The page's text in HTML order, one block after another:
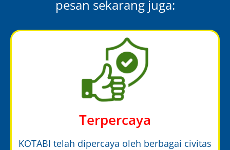
pesan sekarang juga:
Terpercaya
KOTABI telah dipercaya oleh berbagai civitas